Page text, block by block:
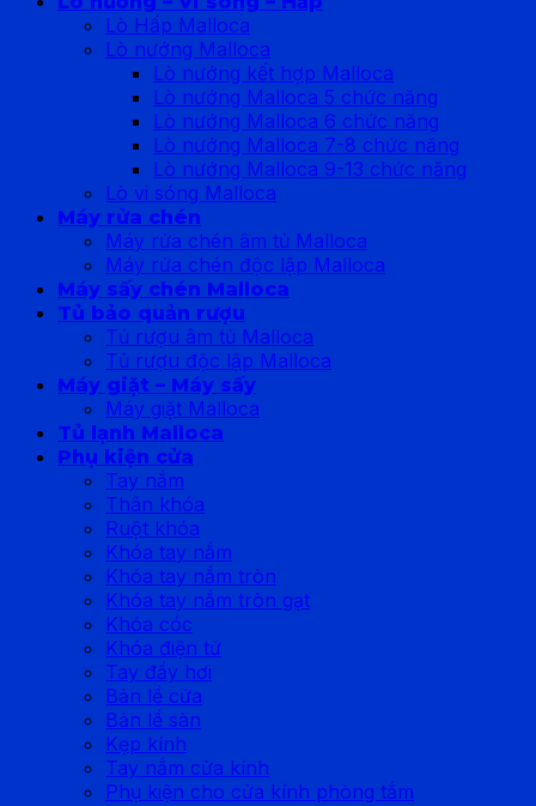
Lò Hấp Malloca
Lò nướng Malloca
Lò nướng kết hợp Malloca
Lò nướng Malloca 5 chức năng
Lò nướng Malloca 6 chức năng
Lò nướng Malloca 7-8 chức năng
Lò nướng Malloca 9-13 chức năng
Lò vi sóng Malloca
Máy rửa chén
Máy rửa chén âm tủ Malloca
Máy rửa chén độc lập Malloca
Máy sấy chén Malloca
Tủ bảo quản rượu
Tủ rượu âm tủ Malloca
Tủ rượu độc lập Malloca
Máy giặt – Máy sấy
Máy giặt Malloca
Tủ lạnh Malloca
Phụ kiện cửa
Tay nắm
Thân khóa
Ruột khóa
Khóa tay nắm
Khóa tay nắm tròn
Khóa tay nắm tròn gạt
Khóa cóc
Khóa điện tử
Tay đẩy hơi
Bản lề cửa
Bản lề sàn
Kẹp kính
Tay nắm cửa kính
Phụ kiện cho cửa kính phòng tắm